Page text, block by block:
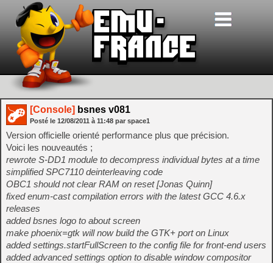
[Console] bsnes v081
Posté le 12/08/2011 à 11:48 par space1
Version officielle orienté performance plus que précision.
Voici les nouveautés ;
rewrote S-DD1 module to decompress individual bytes at a time
simplified SPC7110 deinterleaving code
OBC1 should not clear RAM on reset [Jonas Quinn]
fixed enum-cast compilation errors with the latest GCC 4.6.x
releases
added bsnes logo to about screen
make phoenix=gtk will now build the GTK+ port on Linux
added settings.startFullScreen to the config file for front-end users
added advanced settings option to disable window compositor